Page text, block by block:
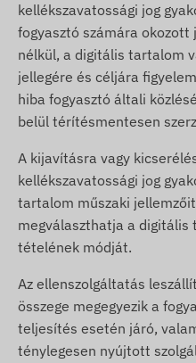
kellékszavatossági jog
fogyasztó számára
nélkül, a digitális tartalom
jellegére és céljára
hiba fogyasztó általi
belül térítésmentesen
A kijavításra vagy
kellékszavatossági jog
tartalom műszaki
megválaszthatja a digitális
tételének módját.
Az ellenszolgáltatás
összege megegyezik a
teljesítés esetén járó,
ténylegesen nyújtott